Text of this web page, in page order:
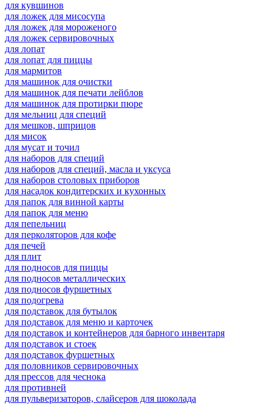
для кувшинов
для ложек для мисосупа
для ложек для мороженого
для ложек сервировочных
для лопат
для лопат для пиццы
для мармитов
для машинок для очистки
для машинок для печати лейблов
для машинок для протирки пюре
для мельниц для специй
для мешков, шприцов
для мисок
для мусат и точил
для наборов для специй
для наборов для специй, масла и уксуса
для наборов столовых приборов
для насадок кондитерских и кухонных
для папок для винной карты
для папок для меню
для пепельниц
для перколяторов для кофе
для печей
для плит
для подносов для пиццы
для подносов металлических
для подносов фуршетных
для подогрева
для подставок для бутылок
для подставок для меню и карточек
для подставок и контейнеров для барного инвентаря
для подставок и стоек
для подставок фуршетных
для половников сервировочных
для прессов для чеснока
для противней
для пульверизаторов, слайсеров для шоколада